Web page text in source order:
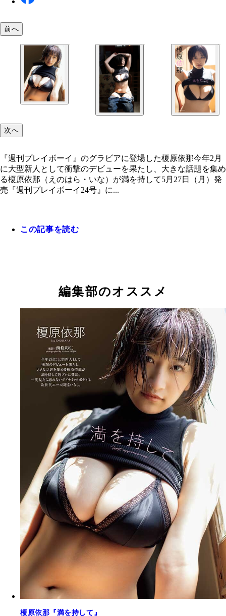
『週刊プレイボーイ』のグラビアに登場した榎原
【デジタル限定】榎原依那写真集『満を持して』
榎原依那デジタル写真集『満を持して』 撮影／
前へ
次へ
『週刊プレイボーイ』のグラビアに登場した榎原依那今年2月
に大型新人として衝撃のデビューを果たし、大きな話題を集め
る榎原依那（えのはら・いな）が満を持して5月27日（月）発
売『週刊プレイボーイ24号』に...
この記事を読む
編集部のオススメ
榎原依那『満を持して』